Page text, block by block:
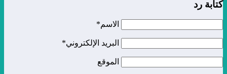
كتابة رد
الاسم*
البريد الإلكتروني*
الموقع